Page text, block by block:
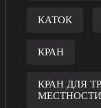
КАТОК
КРАН
КРАН ДЛЯ
МЕСТНОСТИ